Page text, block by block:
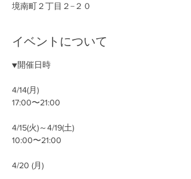
境南町２丁目２−２０
イベントについて
▼開催日時
4/14(月)
17:00〜21:00
4/15(火)～4/19(土)
10:00〜21:00
4/20 (月)